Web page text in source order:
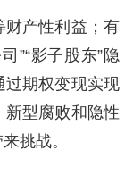
财产性利益；有
”“影子股东”隐
过期权变现实现
型腐败和隐性
挑战。